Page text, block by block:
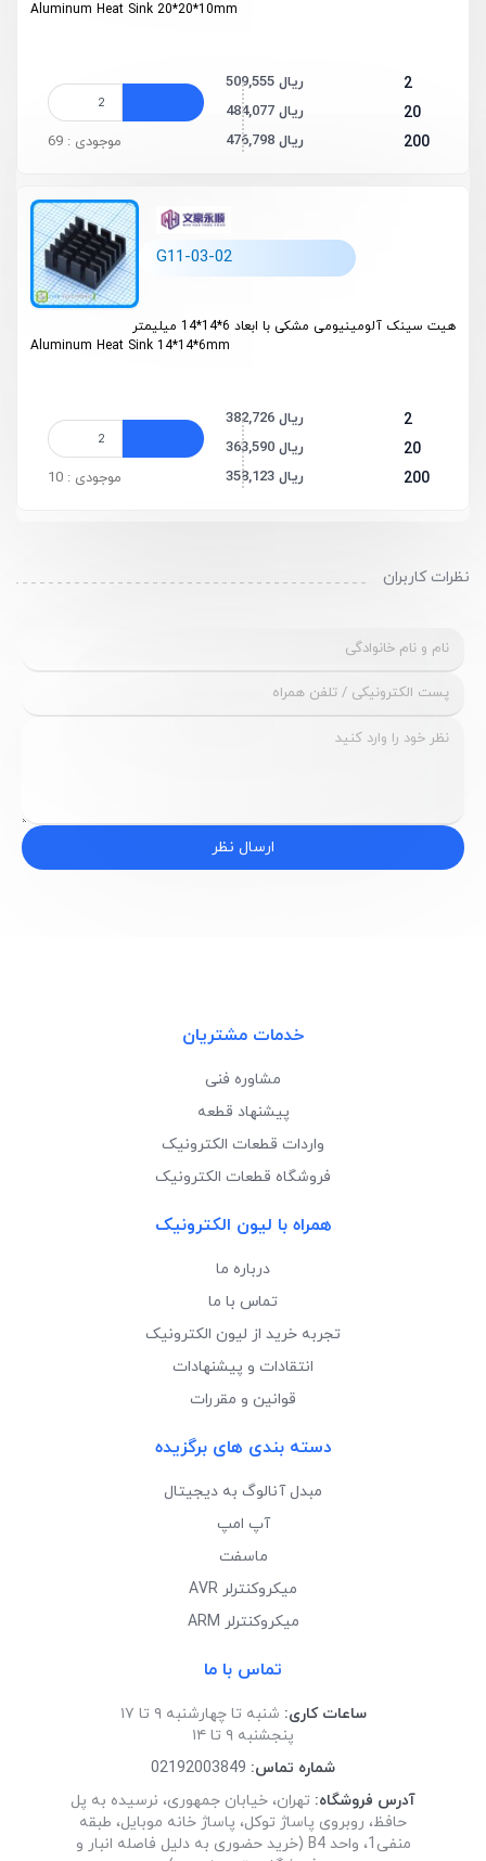
Aluminum Heat Sink 20*20*10mm
2 509,555 ریال
20 484,077 ریال
200 476,798 ریال موجودی : 69
G11-03-02
هیت سینک آلومینیومی مشکی با ابعاد 6*14*14 میلیمتر
Aluminum Heat Sink 14*14*6mm
2 382,726 ریال
20 363,590 ریال
200 358,123 ریال موجودی : 10
نظرات کاربران
ارسال نظر
خدمات مشتریان
مشاوره فنی
پیشنهاد قطعه
واردات قطعات الکترونیک
فروشگاه قطعات الکترونیک
همراه با لیون الکترونیک
درباره ما
تماس با ما
تجربه خرید از لیون الکترونیک
انتقادات و پیشنهادات
قوانین و مقررات
دسته بندی های برگزیده
مبدل آنالوگ به دیجیتال
آپ امپ
ماسفت
میکروکنترلر AVR
میکروکنترلر ARM
تماس با ما
ساعات کاری: شنبه تا چهارشنبه ۹ تا ۱۷
پنجشنبه ۹ تا ۱۴
شماره تماس: 02192003849
آدرس فروشگاه: تهران، خیابان جمهوری، نرسیده به پل
حافظ، روبروی پاساژ توکل، پاساژ خانه موبایل، طبقه
منفی1، واحد B4 (خرید حضوری به دلیل فاصله انبار و